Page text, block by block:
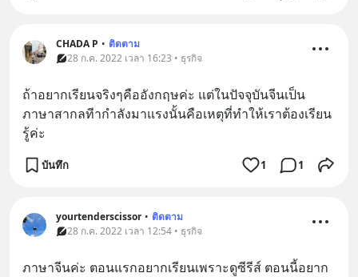
CHADA P • ติดตาม
28 ก.ค. 2022 เวลา 16:23 • ธุรกิจ
ถ้าอยากเรียนจริงๆคืออังกฤษค่ะ แต่ในปัจจุบันจีนเป็น
ภาษาสากลทีากำลังมาแรงนั้นคือเหตุที่ทำให้เราต้องเรียน
รู้ค่ะ
บันทึก 1 1
yourtenderscissor • ติดตาม
28 ก.ค. 2022 เวลา 12:54 • ธุรกิจ
ภาษาจีนค่ะ ตอนแรกอยากเรียนเพราะดูซีรีส์ ตอนนี้อยาก